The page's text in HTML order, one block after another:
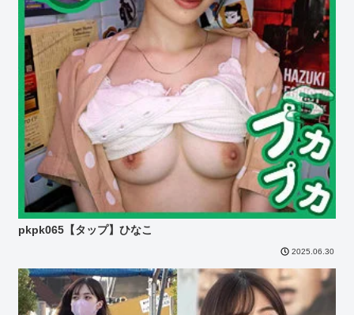
pkpk065【タップ】ひなこ
2025.06.30